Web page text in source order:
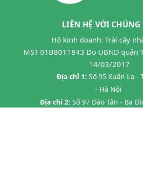
LIÊN HỆ VỚI
Hộ kinh doanh: Trái cây
MST 01B8011843 Do UBND quận
14/03/2017
Địa chỉ 1: Số 95 Xuân La -
- Hà Nội
Địa chỉ 2: Số 97 Đào Tấn - Ba